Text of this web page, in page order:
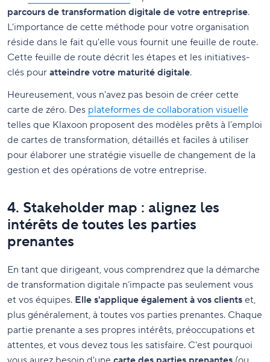
parcours de transformation digitale de votre entreprise.
L'importance de cette méthode pour votre organisation
réside dans le fait qu'elle vous fournit une feuille de route.
Cette feuille de route décrit les étapes et les initiatives-
clés pour atteindre votre maturité digitale.
Heureusement, vous n'avez pas besoin de créer cette
carte de zéro. Des plateformes de collaboration visuelle
telles que Klaxoon proposent des modèles prêts à l’emploi
de cartes de transformation, détaillés et faciles à utiliser
pour élaborer une stratégie visuelle de changement de la
gestion et des opérations de votre entreprise.
4. Stakeholder map : alignez les
intérêts de toutes les parties
prenantes
En tant que dirigeant, vous comprendrez que la démarche
de transformation digitale n’impacte pas seulement vous
et vos équipes. Elle s'applique également à vos clients et,
plus généralement, à toutes vos parties prenantes. Chaque
partie prenante a ses propres intérêts, préoccupations et
attentes, et vous devez tous les satisfaire. C'est pourquoi